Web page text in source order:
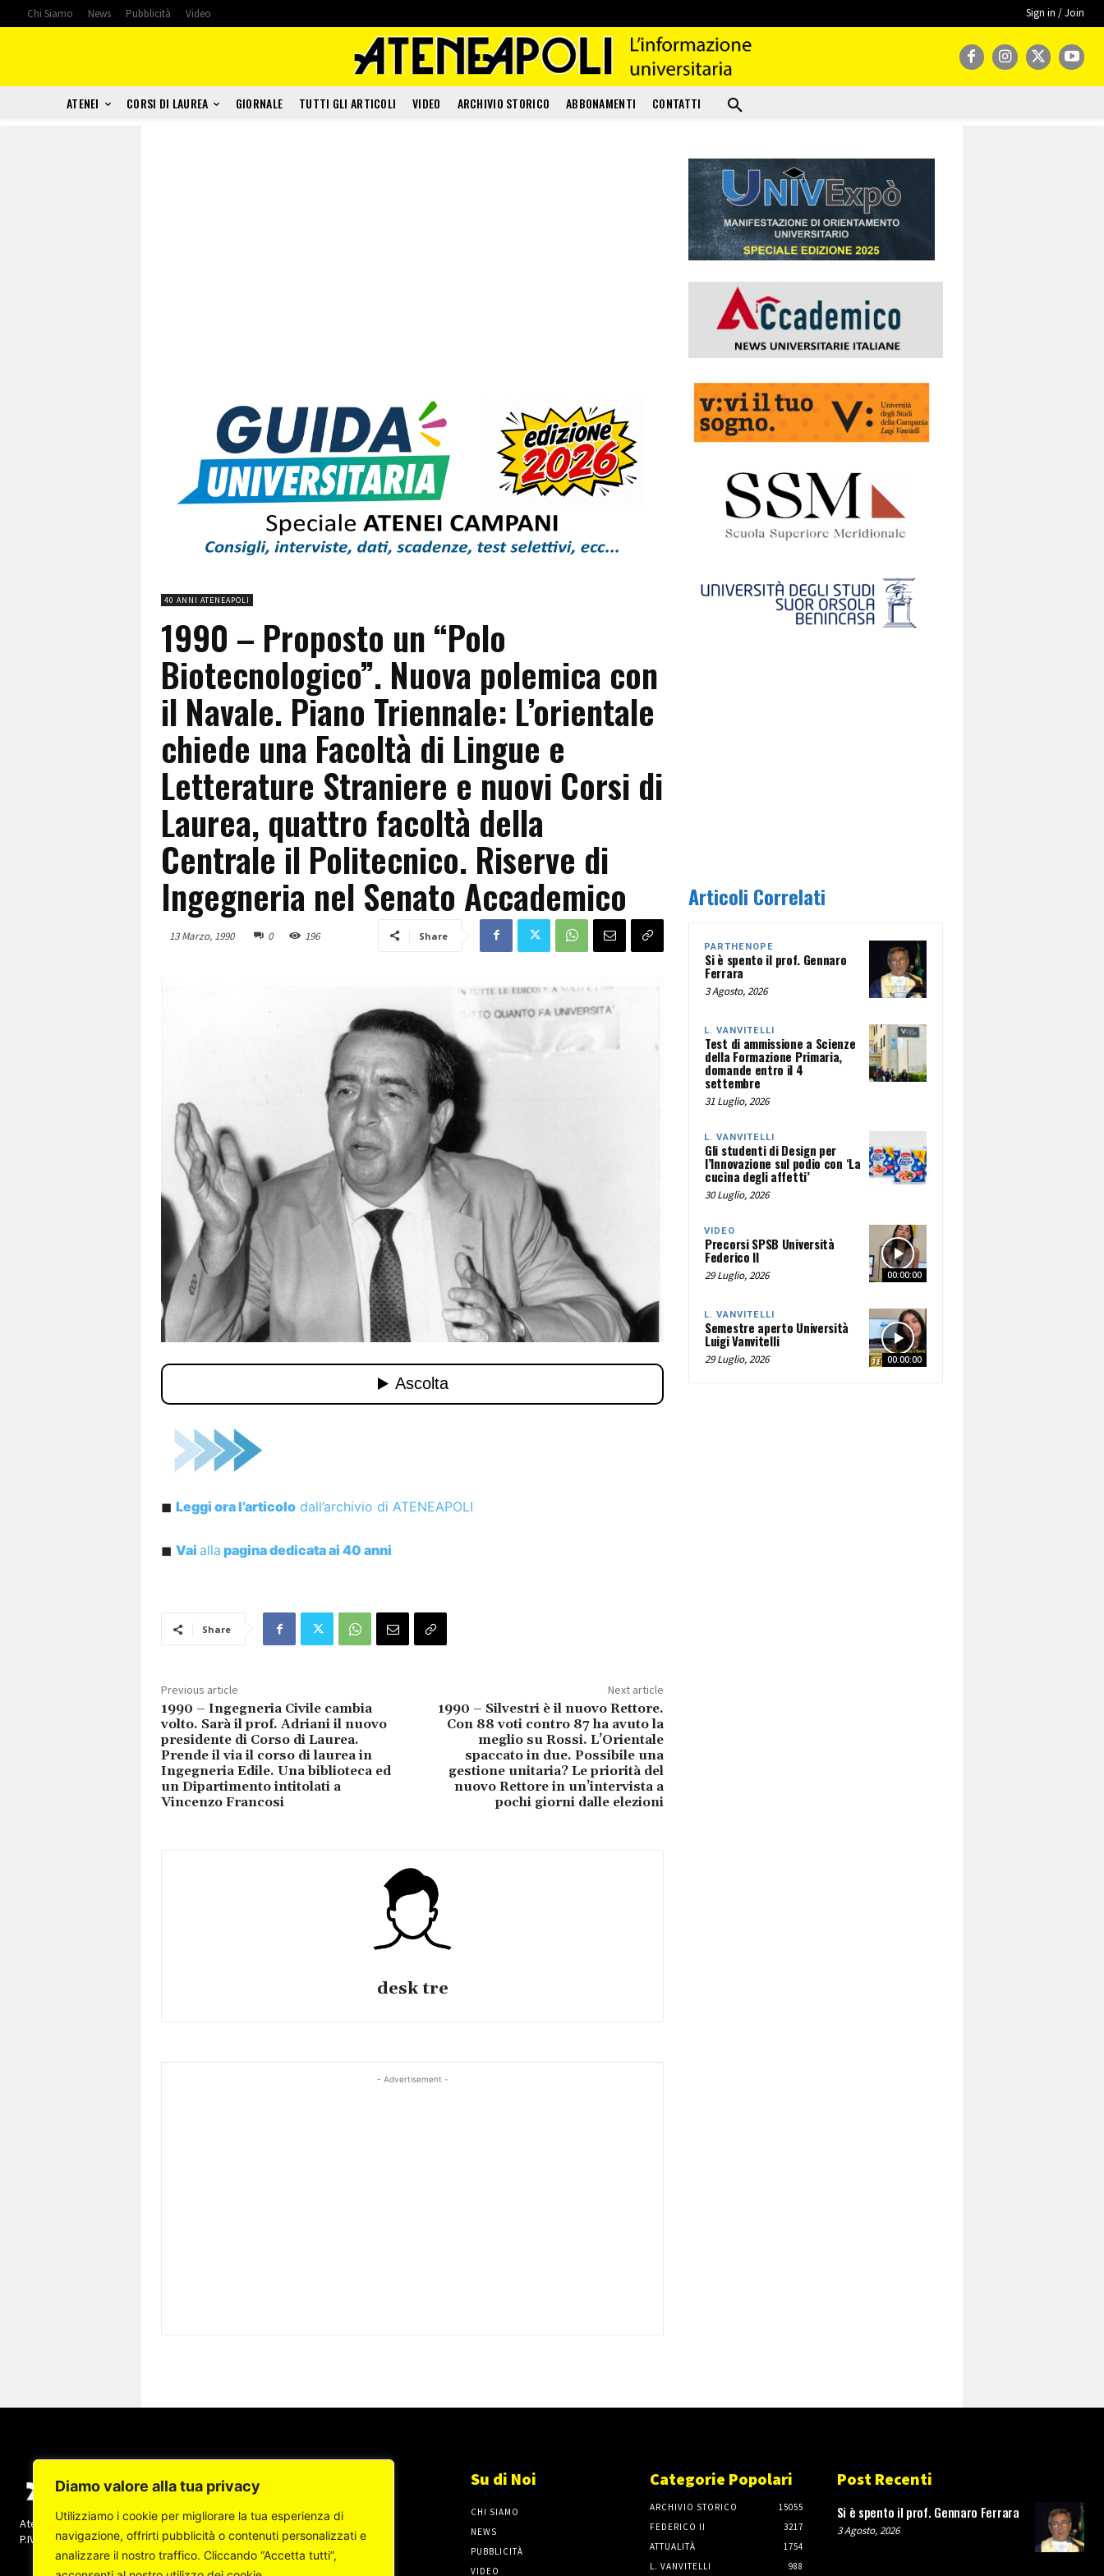
Diamo valore alla tua privacy
Utilizziamo i cookie per migliorare la tua esperienza di
navigazione, offrirti pubblicità o contenuti personalizzati e
analizzare il nostro traffico. Cliccando “Accetta tutti”,
Chi Siamo News Pubblicità Video Sign in / Join
ATENEI CORSI DI LAUREA GIORNALE TUTTI GLI ARTICOLI VIDEO ARCHIVIO STORICO ABBONAMENTI CONTATTI
40 ANNI ATENEAPOLI
1990 – Proposto un “Polo
Biotecnologico”. Nuova polemica con
il Navale. Piano Triennale: L’orientale
chiede una Facoltà di Lingue e
Letterature Straniere e nuovi Corsi di
Laurea, quattro facoltà della
Centrale il Politecnico. Riserve di
Ingegneria nel Senato Accademico
13 Marzo, 1990 0 196 Share
◼︎ Leggi oral’articolo dall’archivio di ATENEAPOLI
◼︎ Vai alla pagina dedicata ai 40 anni
Share
Previous article
1990 – Ingegneria Civile cambia
volto. Sarà il prof. Adriani il nuovo
presidente di Corso di Laurea.
Prende il via il corso di laurea in
Ingegneria Edile. Una biblioteca ed
un Dipartimento intitolati a
Vincenzo Francosi
Next article
1990 – Silvestri è il nuovo Rettore.
Con 88 voti contro 87 ha avuto la
meglio su Rossi. L’Orientale
spaccato in due. Possibile una
gestione unitaria? Le priorità del
nuovo Rettore in un’intervista a
pochi giorni dalle elezioni
desk tre
- Advertisement -
Articoli Correlati
PARTHENOPE
Si è spento il prof. Gennaro
Ferrara
3 Agosto, 2026
L. VANVITELLI
Test di ammissione a Scienze
della Formazione Primaria,
domande entro il 4
settembre
31 Luglio, 2026
L. VANVITELLI
Gli studenti di Design per
l’Innovazione sul podio con ‘La
cucina degli affetti’
30 Luglio, 2026
00:00:00
VIDEO
Precorsi SPSB Università
Federico II
29 Luglio, 2026
00:00:00
L. VANVITELLI
Semestre aperto Università
Luigi Vanvitelli
29 Luglio, 2026
Ateneapoli s.r.l. (socio unico) - Copyright © 2022 -
P.IVA: 07237140632 Tutti i diritti sono riservati
Su di Noi
CHI SIAMO
NEWS
PUBBLICITÀ
VIDEO
Categorie Popolari
ARCHIVIO STORICO
15055
FEDERICO II
3217
ATTUALITÀ
1754
L. VANVITELLI
988
Post Recenti
Si è spento il prof. Gennaro Ferrara
3 Agosto, 2026